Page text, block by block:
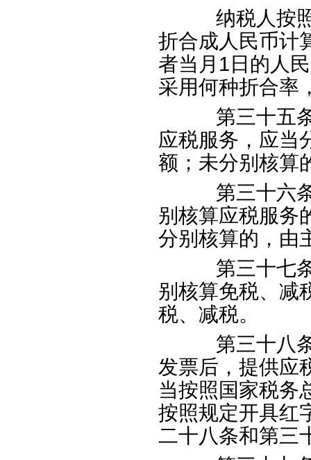
纳税人按照
折合成人民币计
者当月 1 日的人
采用何种折合率
第三十五条
应税服务，应当
额；未分别核算
第三十六条
别核算应税服务
分别核算的，由
第三十七条
别核算免税、减
税、减税。
第三十八条
发票后，提供应
当按照国家税务
按照规定开具红
二十八条和第三